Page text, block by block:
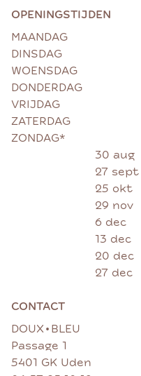
OPENINGSTIJDEN
MAANDAG
DINSDAG
WOENSDAG
DONDERDAG
VRIJDAG
ZATERDAG
ZONDAG*
30 aug
27 sept
25 okt
29 nov
6 dec
13 dec
20 dec
27 dec
CONTACT
DOUX • BLEU
Passage 1
5401 GK Uden